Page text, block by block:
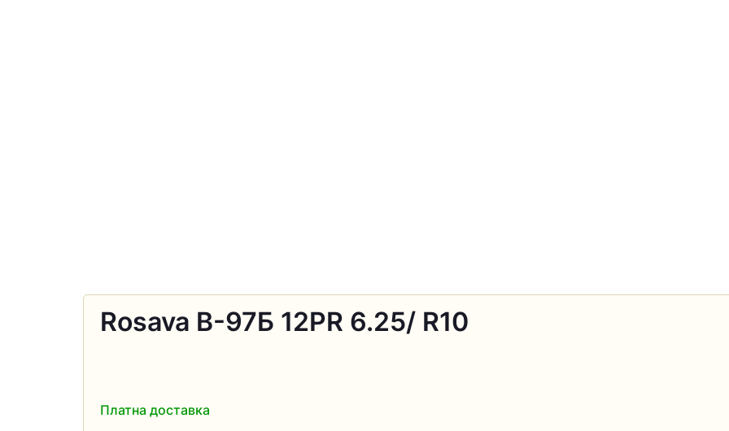
Rosava В-97Б 12PR 6.25/ R10
Платна доставка